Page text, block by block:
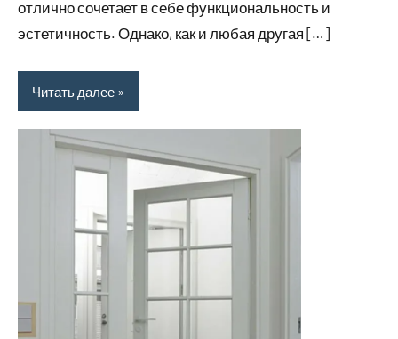
отлично сочетает в себе функциональность и
эстетичность. Однако, как и любая другая […]
Читать далее